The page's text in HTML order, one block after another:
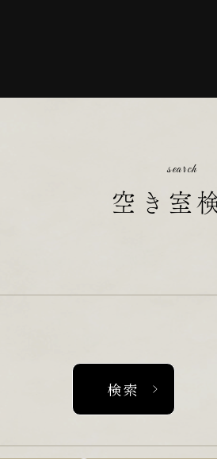
search
空き室